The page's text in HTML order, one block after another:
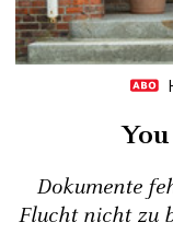
Dokumente
Flucht nicht zu